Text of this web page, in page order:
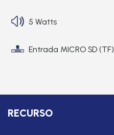
5 Watts
Entrada MICRO SD (TF)
RECURSO